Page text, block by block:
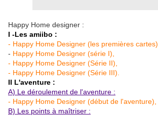
Happy Home designer :
I -Les amiibo :
- Happy Home Designer (les premières cartes),
- Happy Home Designer (série I),
- Happy Home Designer (Série II),
- Happy Home Designer (Série III).
II L'aventure :
A) Le déroulement de l'aventure :
- Happy Home Designer (début de l'aventure),
B) Les points à maîtriser :